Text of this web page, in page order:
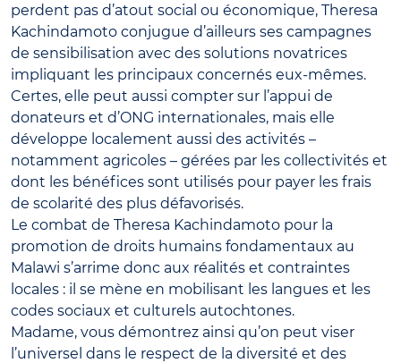
perdent pas d’atout social ou économique, Theresa
Kachindamoto conjugue d’ailleurs ses campagnes
de sensibilisation avec des solutions novatrices
impliquant les principaux concernés eux-mêmes.
Certes, elle peut aussi compter sur l’appui de
donateurs et d’ONG internationales, mais elle
développe localement aussi des activités –
notamment agricoles – gérées par les collectivités et
dont les bénéfices sont utilisés pour payer les frais
de scolarité des plus défavorisés.
Le combat de Theresa Kachindamoto pour la
promotion de droits humains fondamentaux au
Malawi s’arrime donc aux réalités et contraintes
locales : il se mène en mobilisant les langues et les
codes sociaux et culturels autochtones.
Madame, vous démontrez ainsi qu’on peut viser
l’universel dans le respect de la diversité et des